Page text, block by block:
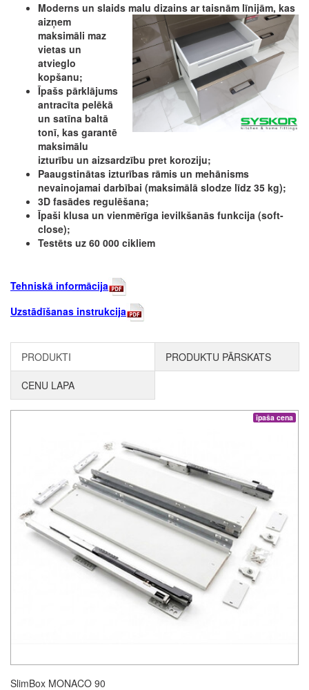
Moderns un slaids malu dizains ar taisnām līnijām, kas
aizņem
maksimāli maz
vietas un
atvieglo
kopšanu;
Īpašs pārklājums
antracīta pelēkā
un satīna baltā
tonī, kas garantē
maksimālu
izturību un aizsardzību pret koroziju;
Paaugstinātas izturības rāmis un mehānisms
nevainojamai darbībai (maksimālā slodze līdz 35 kg);
3D fasādes regulēšana;
Īpaši klusa un vienmērīga ievilkšanās funkcija (soft-
close);
Testēts uz 60 000 cikliem
Tehniskā informācija
Uzstādīšanas instrukcija
PRODUKTI PRODUKTU PĀRSKATS
CENU LAPA
īpaša cena
SlimBox MONACO 90